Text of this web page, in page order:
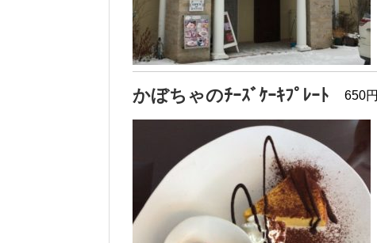
かぼちゃのﾁｰｽﾞｹｰｷﾌﾟﾚｰﾄ 650円